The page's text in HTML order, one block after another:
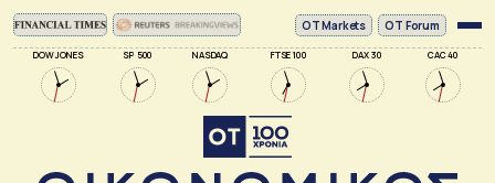
DOW JONES SP 500 NASDAQ FTSE 100 DAX 30 CAC 40
ΟΤ Markets OT Forum